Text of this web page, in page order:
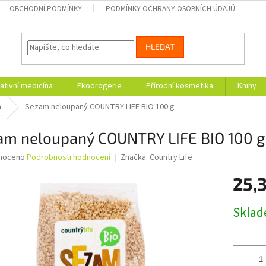
OBCHODNÍ PODMÍNKY PODMÍNKY OCHRANY OSOBNÍCH ÚDAJŮ
HLEDAT
medicína Ekodrogerie Přírodní kosmetika Knihy
Sezam neloupaný COUNTRY LIFE BIO 100 g
neloupaný COUNTRY LIFE BIO 100 g
Podrobnosti hodnocení Značka: Country Life
cena: